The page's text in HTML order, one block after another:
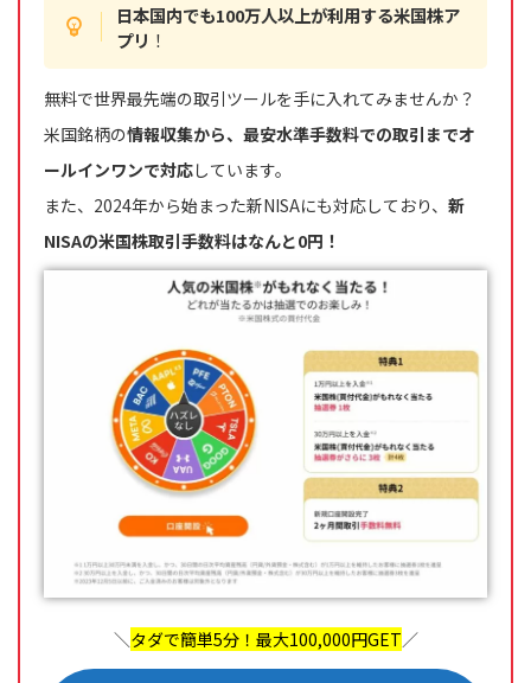
日本国内でも100万人以上が利用する米国株ア
プリ ！
無料で世界最先端の取引ツールを手に入れてみませんか？
米国銘柄の情報収集から、最安水準手数料での取引までオ
ールインワンで対応しています。
また、2024年から始まった新NISAにも対応しており、 新
NISAの米国株取引手数料はなんと0円！
＼タダで簡単5分！最大100,000円GET／